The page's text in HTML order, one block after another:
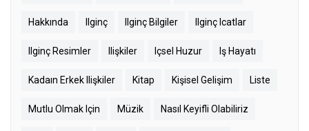
Hakkında Ilginç Ilginç Bilgiler Ilginç Icatlar
Ilginç Resimler Ilişkiler Içsel Huzur Iş Hayatı
Kadaın Erkek Ilişkiler Kitap Kişisel Gelişim Liste
Mutlu Olmak Için Müzik Nasıl Keyifli Olabiliriz